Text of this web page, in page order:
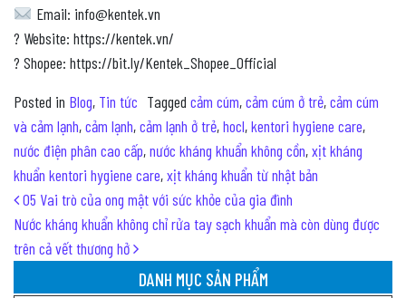
Email: info@kentek.vn
? Website: https://kentek.vn/
? ️Shopee: https://bit.ly/Kentek_Shopee_Official
Posted in Blog, Tin tức Tagged cảm cúm,cảm cúm ở trẻ,cảm cúm
và cảm lạnh,cảm lạnh,cảm lạnh ở trẻ,hocl,kentori hygiene care,
nước điện phân cao cấp,nước kháng khuẩn không cồn,xịt kháng
khuẩn kentori hygiene care,xịt kháng khuẩn từ nhật bản
Post navigation
05 Vai trò của ong mật với sức khỏe của gia đình
Nước kháng khuẩn không chỉ rửa tay sạch khuẩn mà còn dùng được
trên cả vết thương hở
DANH MỤC SẢN PHẨM